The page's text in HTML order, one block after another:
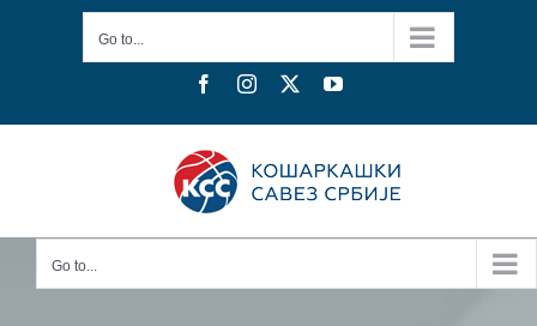
Go to...
FacebookInstagram YouTube
Go to...